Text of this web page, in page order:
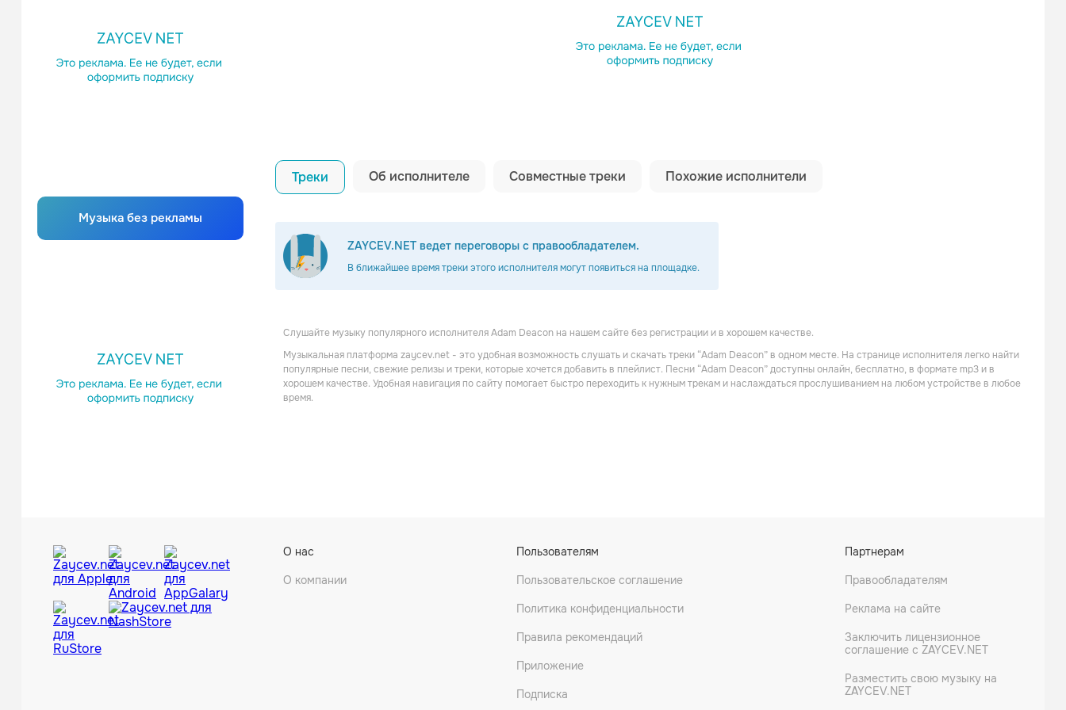
Музыка без рекламы
Копировать ссылку
Треки Об исполнителе Совместные треки Похожие исполнители
ZAYCEV.NET ведет переговоры с правообладателем.
В ближайшее время треки этого исполнителя могут появиться на площадке.
Squeeks
Рэп
Big Narstie
Рэп
Mic Righteous Devilman
Альтернатива
Электроника Саундтреки
Слушайте музыку популярного исполнителя Adam Deacon на нашем сайте без регистрации и в хорошем качестве.
Музыкальная платформа zaycev.net - это удобная возможность слушать и скачать треки “Adam Deacon” в одном месте. На странице исполнителя легко найти
популярные песни, свежие релизы и треки, которые хочется добавить в плейлист. Песни “Adam Deacon” доступны онлайн, бесплатно, в формате mp3 и в
хорошем качестве. Удобная навигация по сайту помогает быстро переходить к нужным трекам и наслаждаться прослушиванием на любом устройстве в любое
время.
О нас
О компании
Пользователям
Пользовательское соглашение
Политика конфиденциальности
Правила рекомендаций
Приложение
Подписка
Партнерам
Правообладателям
Реклама на сайте
Заключить лицензионное
соглашение с ZAYCEV.NET
Разместить свою музыку на
ZAYCEV.NET